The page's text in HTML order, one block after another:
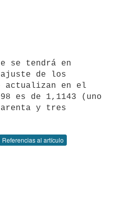
se tendrá en
de los
actualizan en el
es de 1,1143 (uno
y tres
Referencias al artículo